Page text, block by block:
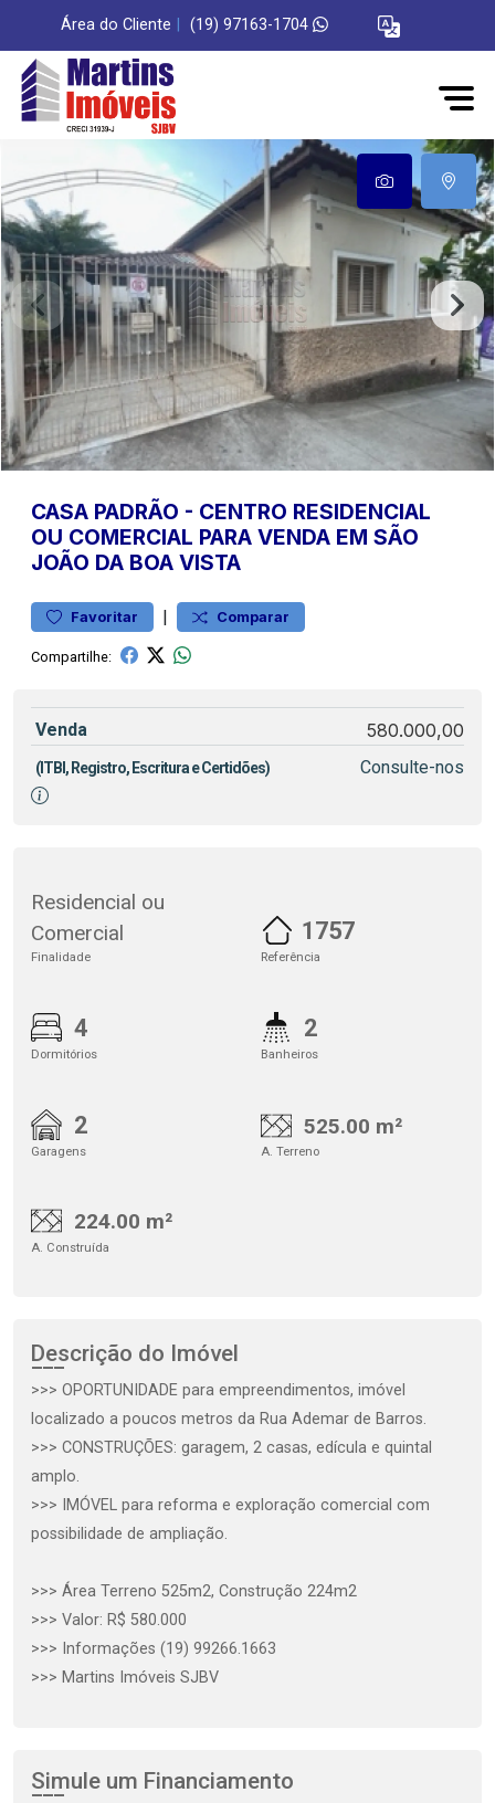
Área do Cliente (19) 97163-1704
CASA PADRÃO - CENTRO RESIDENCIAL
OU COMERCIAL PARA VENDA EM SÃO
JOÃO DA BOA VISTA
Favoritar | Comparar
Compartilhe:
Venda 580.000,00
(ITBI, Registro, Escritura e Certidões) Consulte-nos
Residencial ou
Comercial
Finalidade
1757
Referência
4
Dormitórios
2
Banheiros
2
Garagens
525.00 m²
A. Terreno
224.00 m²
A. Construída
Descrição do Imóvel
>>> OPORTUNIDADE para empreendimentos, imóvel
localizado a poucos metros da Rua Ademar de Barros.
>>> CONSTRUÇÕES: garagem, 2 casas, edícula e quintal
amplo.
>>> IMÓVEL para reforma e exploração comercial com
possibilidade de ampliação.
>>> Área Terreno 525m2, Construção 224m2
>>> Valor: R$ 580.000
>>> Informações (19) 99266.1663
>>> Martins Imóveis SJBV
Simule um Financiamento